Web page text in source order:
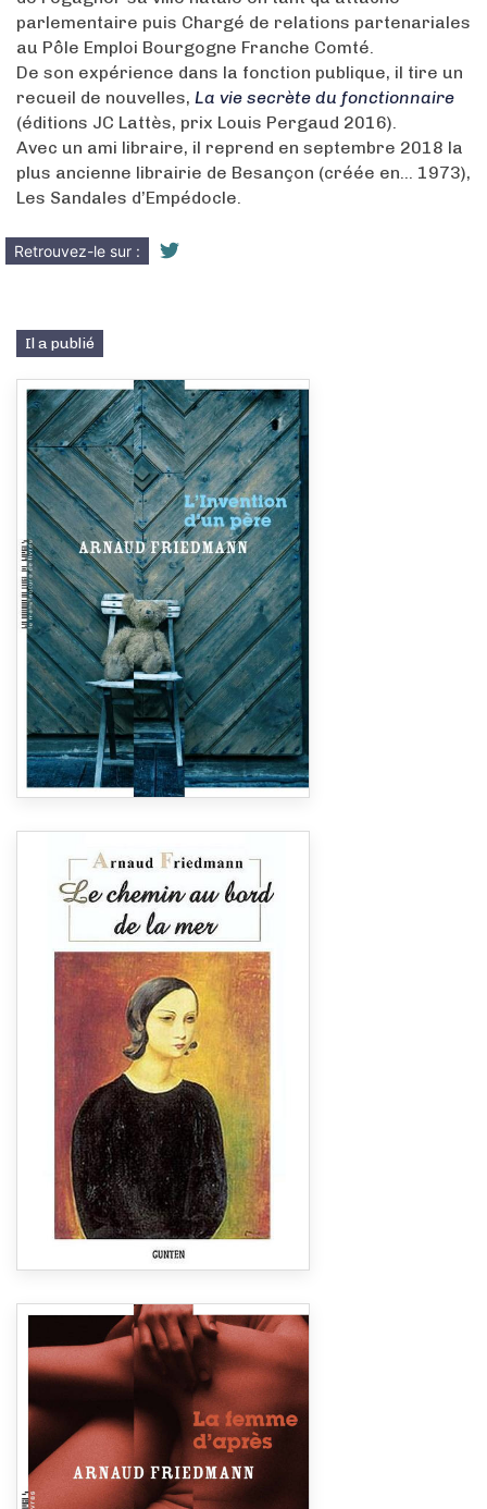
parlementaire puis Chargé de relations partenariales
au Pôle Emploi Bourgogne Franche Comté.
De son expérience dans la fonction publique, il tire un
recueil de nouvelles, La vie secrète du fonctionnaire
(éditions JC Lattès, prix Louis Pergaud 2016).
Avec un ami libraire, il reprend en septembre 2018 la
plus ancienne librairie de Besançon (créée en... 1973),
Les Sandales d’Empédocle.
Retrouvez-le sur :
Il a publié